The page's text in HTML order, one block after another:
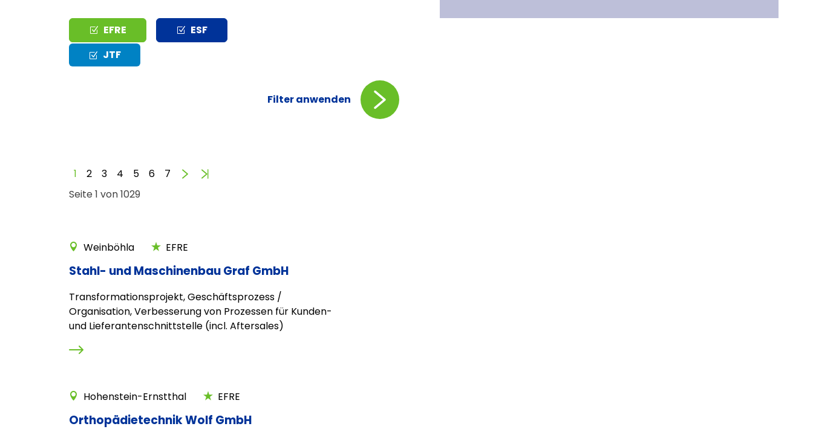
Typ EFRE
ESF
JTF
Filter anwenden
Seite 1 von 1029
1 2 3 4 5 6 7 Vorwärts
Weinböhla EFRE
Stahl- und Maschinenbau Graf GmbH
Transformationsprojekt, Geschäftsprozess /
Organisation, Verbesserung von Prozessen für Kunden-
und Lieferantenschnittstelle (incl. Aftersales)
Hohenstein-Ernstthal EFRE
Orthopädietechnik Wolf GmbH